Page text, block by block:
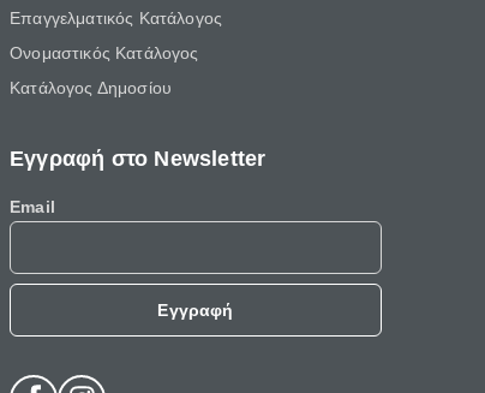
Επαγγελματικός Κατάλογος
Ονομαστικός Κατάλογος
Κατάλογος Δημοσίου
Εγγραφή στο Newsletter
Email
Εγγραφή